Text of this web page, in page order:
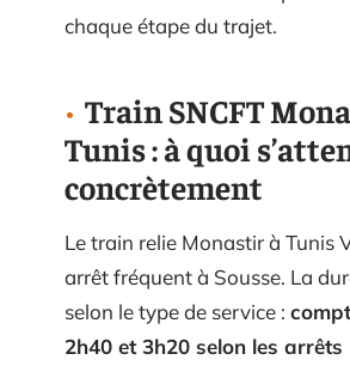
chaque étape du trajet.
Train SNCFT
Tunis : à quoi
concrètement
Le train relie Monastir à Tunis
arrêt fréquent à Sousse. La
selon le type de service :
2h40 et 3h20 selon les arrêts